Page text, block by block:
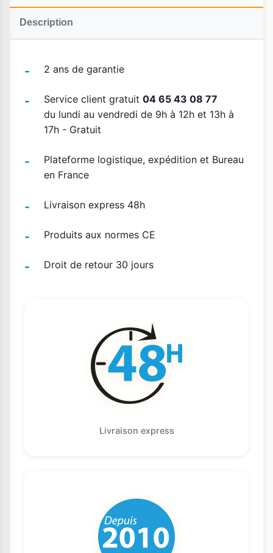
Description
2 ans de garantie
Service client gratuit 04 65 43 08 77
du lundi au vendredi de 9h à 12h et 13h à
17h - Gratuit
Plateforme logistique, expédition et Bureau
en France
Livraison express 48h
Produits aux normes CE
Droit de retour 30 jours
Livraison express